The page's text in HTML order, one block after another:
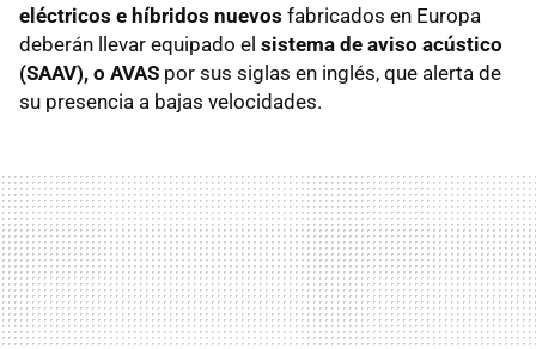
eléctricos e híbridos nuevos fabricados en Europa
deberán llevar equipado el sistema de aviso acústico
(SAAV), o AVAS por sus siglas en inglés, que alerta de
su presencia a bajas velocidades.